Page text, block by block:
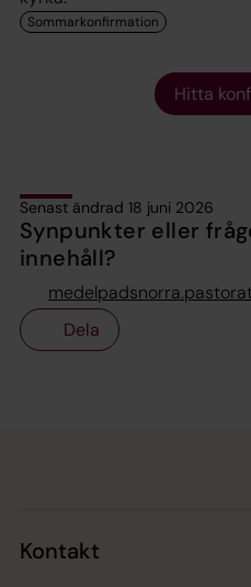
Hitta
Senast ändrad 18 juni 2026
Synpunkter eller
innehåll?
Dela
Kontakt